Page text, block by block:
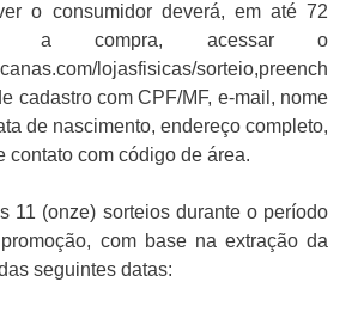
o consumidor deverá, em até 72
a compra, acessar o
lojasfisicas/sorteio,preench
cadastro com CPF/MF, e-mail, nome
de nascimento, endereço completo,
contato com código de área.
11 (onze) sorteios durante o período
com base na extração da
seguintes datas: